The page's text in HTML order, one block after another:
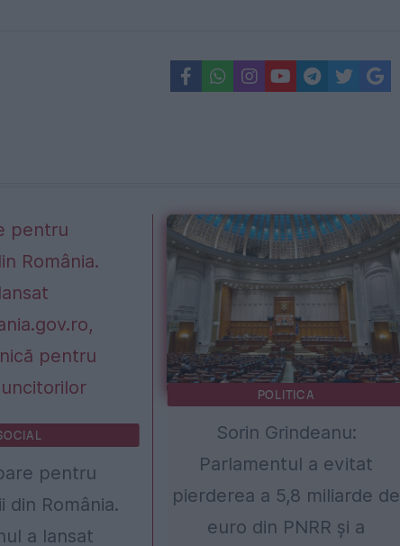
pentru
din România.
a lansat
POLITICA
Sorin Grindeanu:
Parlamentul a evitat
pierderea a 5,8 miliarde de
euro din PNRR și a